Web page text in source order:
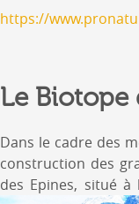
https://
Le Biotope
Dans le cadre des
construction des
des Epines, situé